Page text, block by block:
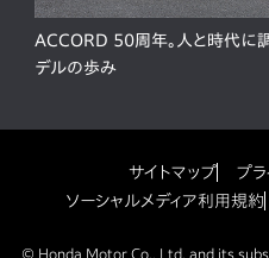
ACCORD 50周年。人と時代に
デルの歩み
サイトマップ
プ
ソーシャルメディア利用規約
© Honda Motor Co., Ltd. and its